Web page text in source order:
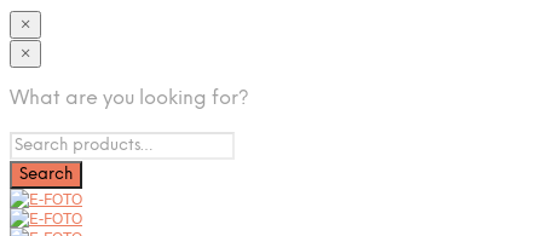
×
×
What are you looking for?